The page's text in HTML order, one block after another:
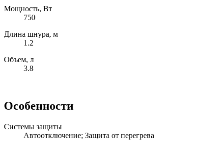
Мощность, Вт
750
Длина шнура, м
1.2
Объем, л
3.8
Особенности
Системы защиты
Автоотключение; Защита от перегрева